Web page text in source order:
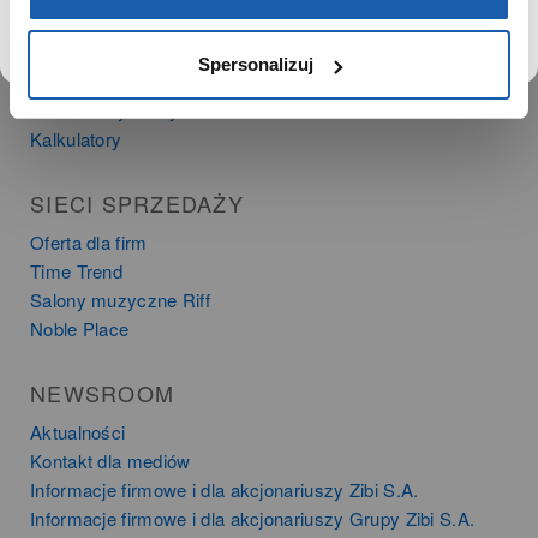
Spersonalizuj
PRODUKTY
Kalkulatory
SIECI SPRZEDAŻY
Oferta dla firm
Time Trend
Salony muzyczne Riff
Noble Place
NEWSROOM
Aktualności
Kontakt dla mediów
Informacje firmowe i dla akcjonariuszy Zibi S.A.
Informacje firmowe i dla akcjonariuszy Grupy Zibi S.A.